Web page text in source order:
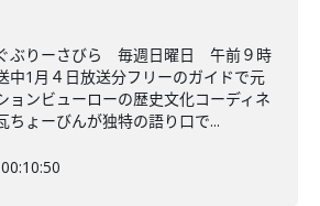
ぶりーさびら 毎週日曜日 午前９時
1月４日放送分フリーのガイドで元
ョンビューローの歴史文化コーディネ
ちょーびんが独特の語り口で...
00:10:50